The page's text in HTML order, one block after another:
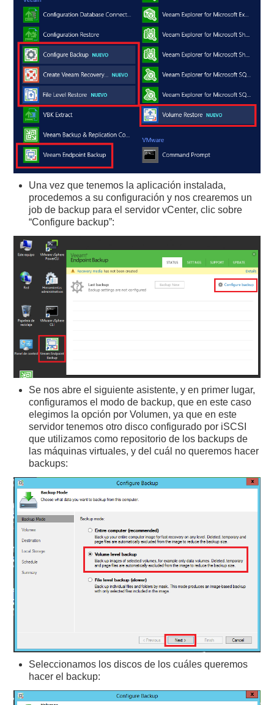
Una vez que tenemos la aplicación instalada,
procedemos a su configuración y nos crearemos un
job de backup para el servidor vCenter, clic sobre
“Configure backup”:
Se nos abre el siguiente asistente, y en primer lugar,
configuramos el modo de backup, que en este caso
elegimos la opción por Volumen, ya que en este
servidor tenemos otro disco configurado por iSCSI
que utilizamos como repositorio de los backups de
las máquinas virtuales, y del cuál no queremos hacer
backups:
Seleccionamos los discos de los cuáles queremos
hacer el backup: